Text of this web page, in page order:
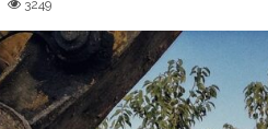
3249